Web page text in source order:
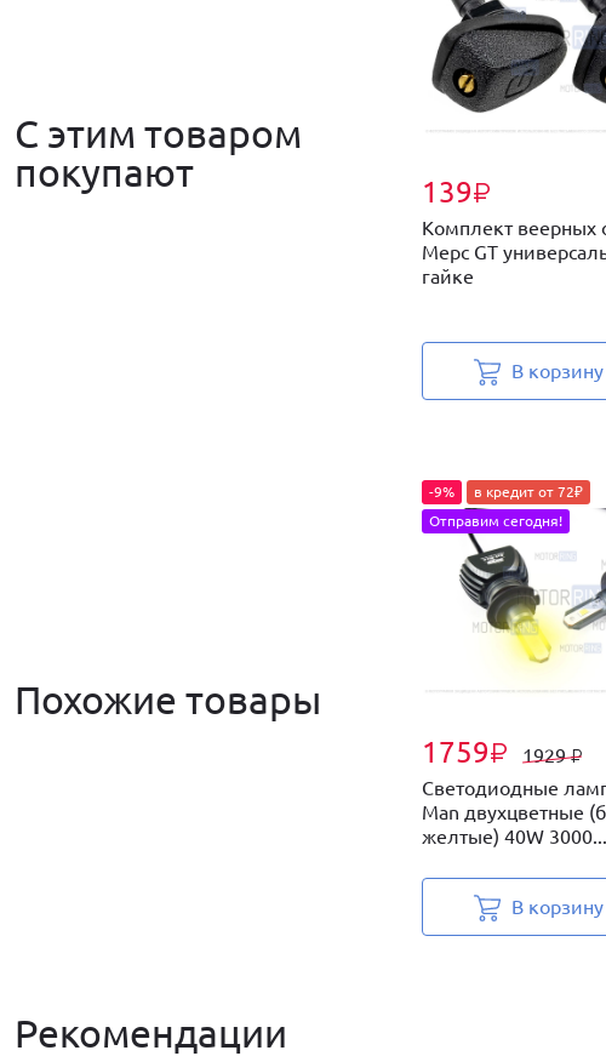
С этим товаром
покупают
139₽
Комплект веерных
Мерс GT
гайке
В корзину
Похожие товары
1759₽ 1929₽
-9%
в кредит от 72₽
Отправим сегодня!
Светодиодные
Man двухцветные
желтые) 40W 3000...
В корзину
Рекомендации